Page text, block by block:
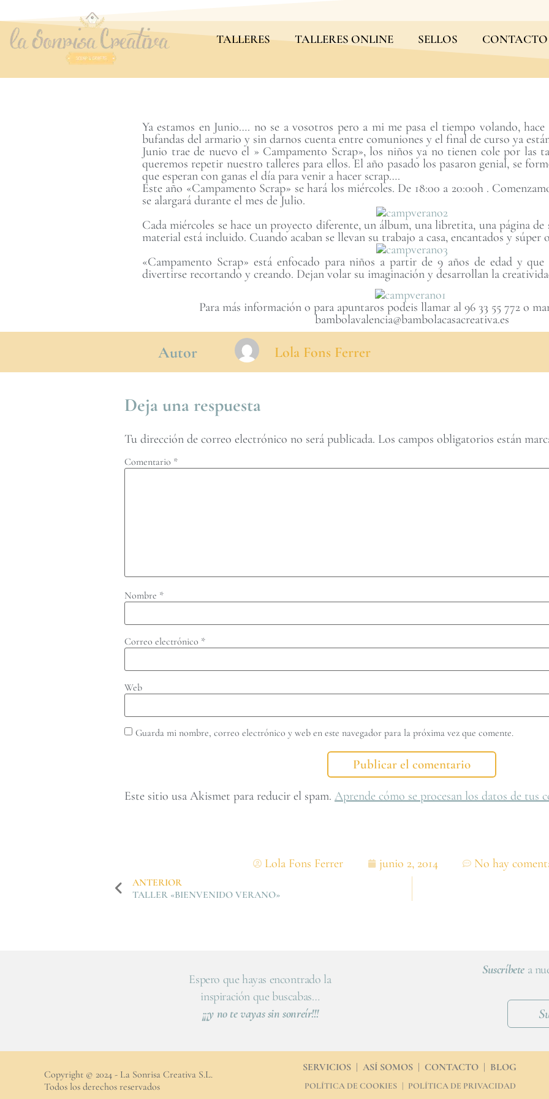
TALLERES TALLERES ONLINE SELLOS CONTACTO
Ya estamos en Junio…. no se a vosotros pero a mi me pasa el tiempo volando, hace
bufandas del armario y sin darnos cuenta entre comuniones y el final de curso ya
Junio trae de nuevo el » Campamento Scrap», los niños ya no tienen cole por las
queremos repetir nuestro talleres para ellos. El año pasado los pasaron genial, se
que esperan con ganas el día para venir a hacer scrap….
Este año «Campamento Scrap» se hará los miércoles. De 18:00 a 20:00h .
se alargará durante el mes de Julio.
Cada miércoles se hace un proyecto diferente, un álbum, una libretita, una página de
material está incluido. Cuando acaban se llevan su trabajo a casa, encantados y súper
«Campamento Scrap» está enfocado para niños a partir de 9 años de edad y que
divertirse recortando y creando. Dejan volar su imaginación y desarrollan la
Para más información o para apuntaros podeis llamar al 96 33 55 772 o
bambolavalencia@bambolacasacreativa.es
Autor Lola Fons Ferrer
Deja una respuesta
Tu dirección de correo electrónico no será publicada. Los campos obligatorios están
Comentario *
Nombre *
Correo electrónico *
Web
Guarda mi nombre, correo electrónico y web en este navegador para la próxima vez que comente.
Este sitio usa Akismet para reducir el spam. Aprende cómo se procesan los datos de tus
Lola Fons Ferrer junio 2, 2014 No hay
ANTERIOR
TALLER «BIENVENIDO VERANO»
Espero que hayas encontrado la
inspiración que buscabas…
¡¡¡y no te vayas sin sonreír!!!
Suscríbete a
Copyright © 2024 - La Sonrisa Creativa S.L.
Todos los derechos reservados
SERVICIOS ASÍ SOMOS CONTACTO BLOG
POLÍTICA DE COOKIES | POLÍTICA DE PRIVACIDAD